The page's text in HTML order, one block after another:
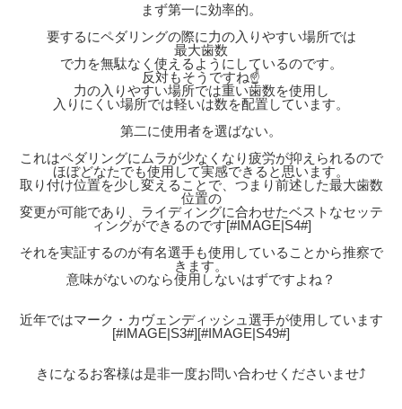
まず第一に効率的。
要するにペダリングの際に力の入りやすい場所では
最大歯数
で力を無駄なく使えるようにしているのです。
反対もそうですね☝️
力の入りやすい場所では重い歯数を使用し
入りにくい場所では軽いは数を配置しています。
第二に使用者を選ばない。
これはペダリングにムラが少なくなり疲労が抑えられるので
ほぼどなたでも使用して実感できると思います。
取り付け位置を少し変えることで、つまり前述した最大歯数
位置の
変更が可能であり、ライディングに合わせたベストなセッテ
ィングができるのです[#IMAGE|S4#]
それを実証するのが有名選手も使用していることから推察で
きます。
意味がないのなら使用しないはずですよね？
近年ではマーク・カヴェンディッシュ選手が使用しています
[#IMAGE|S3#][#IMAGE|S49#]
きになるお客様は是非一度お問い合わせくださいませ⤴︎